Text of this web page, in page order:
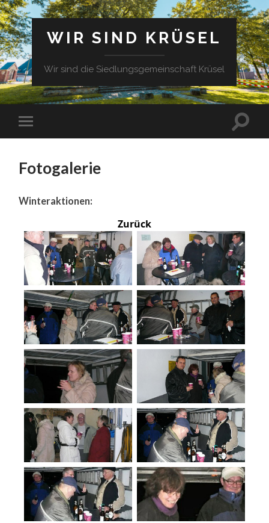
WIR SIND KRÜSEL
Wir sind die Siedlungsgemeinschaft Krüsel
Fotogalerie
Winteraktionen:
Zurück